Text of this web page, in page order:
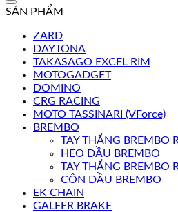
SẢN PHẨM
ZARD
DAYTONA
TAKASAGO EXCEL RIM
MOTOGADGET
DOMINO
CRG RACING
MOTO TASSINARI (VForce)
BREMBO
TAY THẮNG BREMBO
HEO DẦU BREMBO
TAY THẮNG BREMBO
CÔN DẦU BREMBO
EK CHAIN
GALFER BRAKE